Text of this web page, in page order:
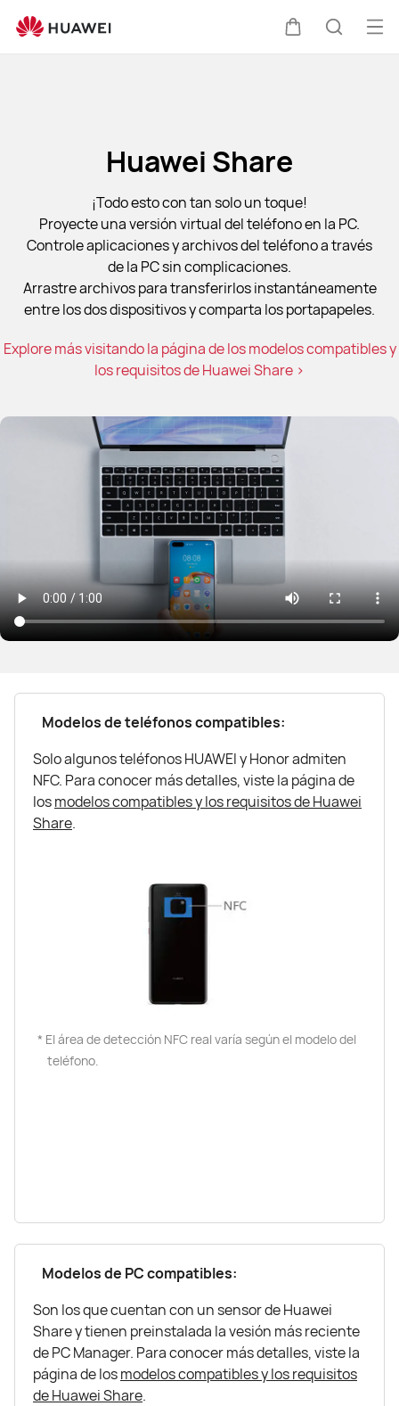
técnico
Huawei Share
¡Todo esto con tan solo un toque!
Proyecte una versión virtual del teléfono en la PC.
Controle aplicaciones y archivos del teléfono a través
de la PC sin complicaciones.
Arrastre archivos para transferirlos instantáneamente
entre los dos dispositivos y comparta los portapapeles.
Explore más visitando la página de los modelos compatibles y
los requisitos de Huawei Share >
Modelos de teléfonos compatibles:
Solo algunos teléfonos HUAWEI y Honor admiten
NFC. Para conocer más detalles, viste la página de
losmodelos compatibles y los requisitos de Huawei
Share.
* El área de detección NFC real varía según el modelo del
teléfono.
Modelos de PC compatibles:
Son los que cuentan con un sensor de Huawei
Share y tienen preinstalada la vesión más reciente
de PC Manager. Para conocer más detalles, viste la
página de losmodelos compatibles y los requisitos
de Huawei Share.